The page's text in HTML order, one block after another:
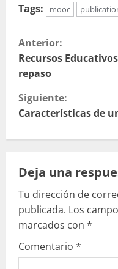
Tags:
mooc
S
i
g
u
e
l
e
y
e
Anterior:
Recursos
repaso
Siguiente:
Características de
Deja una
Tu dirección de
publicada. Los
marcados con *
Comentario *